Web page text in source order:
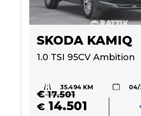
SKODA KAMIQ
1.0 TSI 95CV Ambition
35.494 KM 04/
€17.501
€ 14.501